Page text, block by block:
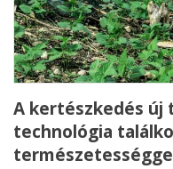
A kertészkedés
technológia